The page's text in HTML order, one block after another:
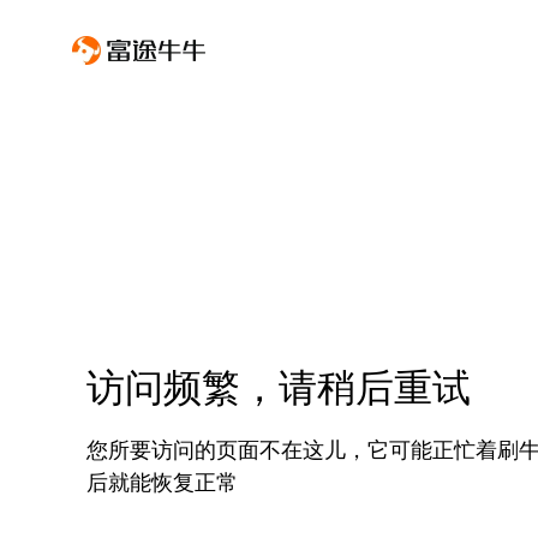
访问频繁，请稍后重试
您所要访问的页面不在这儿，它可能正忙着刷
后就能恢复正常